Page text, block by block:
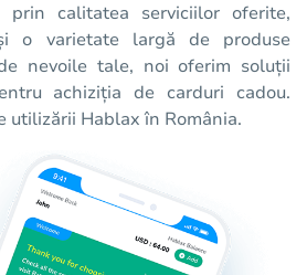
calitatea serviciilor oferite,
o varietate largă de produse
nevoile tale, noi oferim soluții
achiziția de carduri cadou.
utilizării Hablax în România.